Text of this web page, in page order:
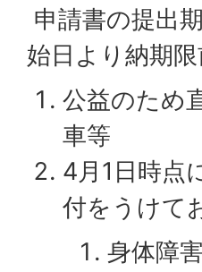
申請書の提出
始日より納期
公益のため
車等
4月1日時点
付をうけて
身体障